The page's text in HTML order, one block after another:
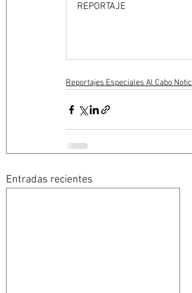
REPORTAJE
Reportajes Especiales Al Cabo Notic
Entradas recientes